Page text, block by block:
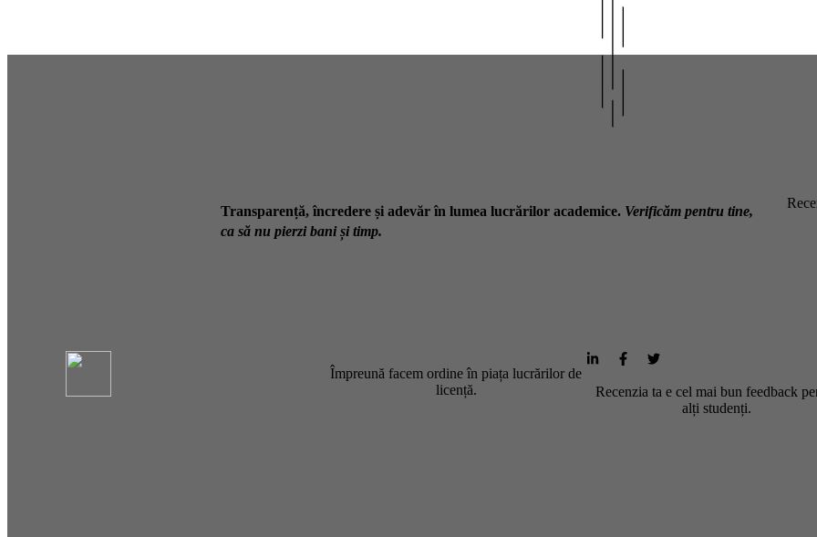
Transparență, încredere și adevăr în lumea lucrărilor academice. Verificăm pentru tine,
ca să nu pierzi bani și timp.
Împreună facem ordine în piața lucrărilor de
licență.
Recenzia ta e cel mai bun feedback
alți studenți.